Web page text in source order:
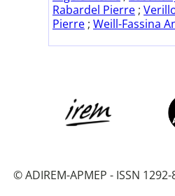
Rabardel Pierre ;
Pierre ; Weill-Fassina
© ADIREM-APMEP - ISSN